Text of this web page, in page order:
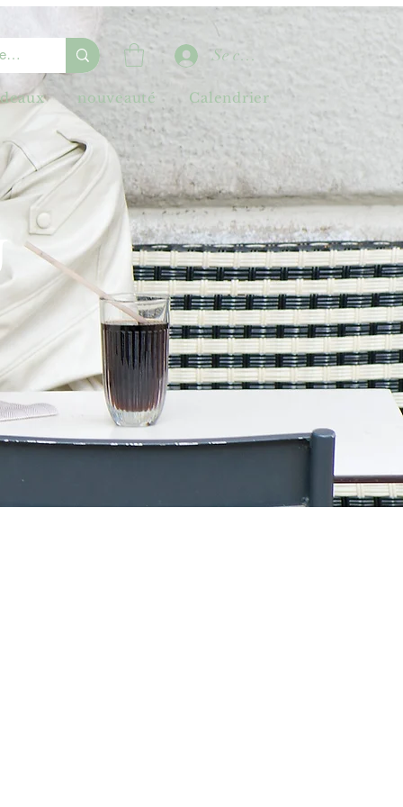
Se connecter
nouveauté Calendrier